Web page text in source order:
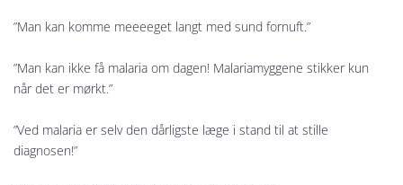
”Man kan komme meeeeget langt med sund fornuft.”
”Man kan ikke få malaria om dagen! Malariamyggene stikker kun
når det er mørkt.”
”Ved malaria er selv den dårligste læge i stand til at stille
diagnosen!”